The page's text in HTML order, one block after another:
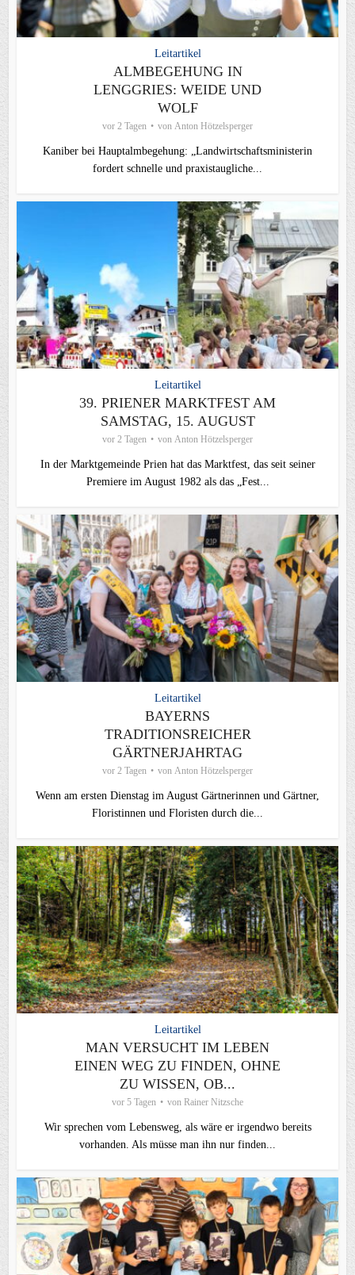
Leitartikel
ALMBEGEHUNG IN
LENGGRIES: WEIDE UND
WOLF
vor 2 Tagen von Anton Hötzelsperger
Kaniber bei Hauptalmbegehung: „Landwirtschaftsministerin
fordert schnelle und praxistaugliche...
Leitartikel
39. PRIENER MARKTFEST AM
SAMSTAG, 15. AUGUST
vor 2 Tagen von Anton Hötzelsperger
In der Marktgemeinde Prien hat das Marktfest, das seit seiner
Premiere im August 1982 als das „Fest...
Leitartikel
BAYERNS
TRADITIONSREICHER
GÄRTNERJAHRTAG
vor 2 Tagen von Anton Hötzelsperger
Wenn am ersten Dienstag im August Gärtnerinnen und Gärtner,
Floristinnen und Floristen durch die...
Leitartikel
MAN VERSUCHT IM LEBEN
EINEN WEG ZU FINDEN, OHNE
ZU WISSEN, OB...
vor 5 Tagen von Rainer Nitzsche
Wir sprechen vom Lebensweg, als wäre er irgendwo bereits
vorhanden. Als müsse man ihn nur finden...